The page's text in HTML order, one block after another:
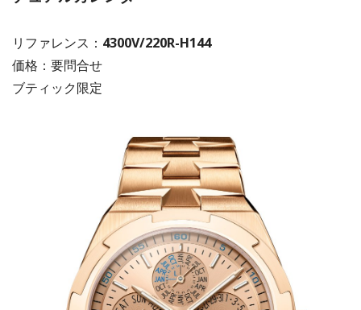
リファレンス： 4300V/220R-H144
価格：要問合せ
ブティック限定